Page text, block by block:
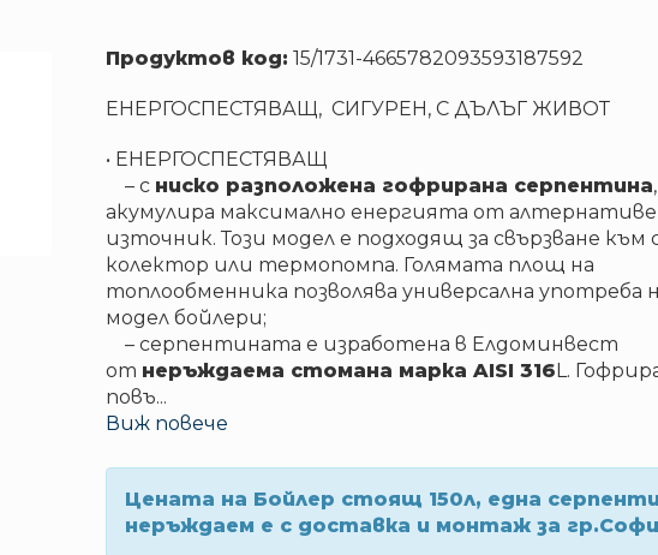
Продуктов код: 15/1731-4665782093593187592
ЕНЕРГОСПЕСТЯВАЩ, СИГУРЕН, С ДЪЛЪГ ЖИВОТ
• ЕНЕРГОСПЕСТЯВАЩ
– с ниско разположена гофрирана серпентина
акумулира максимално енергията от
източник. Този модел е подходящ за свързване към
колектор или термопомпа. Голямата площ на
топлообменника позволява универсална употреба
модел бойлери;
– серпентината е изработена в Елдоминвест
от неръждаема стомана марка AISI 316L.
повъ...
Виж повече
Цената на Бойлер стоящ 150л, една
неръждаем е с доставка и монтаж за